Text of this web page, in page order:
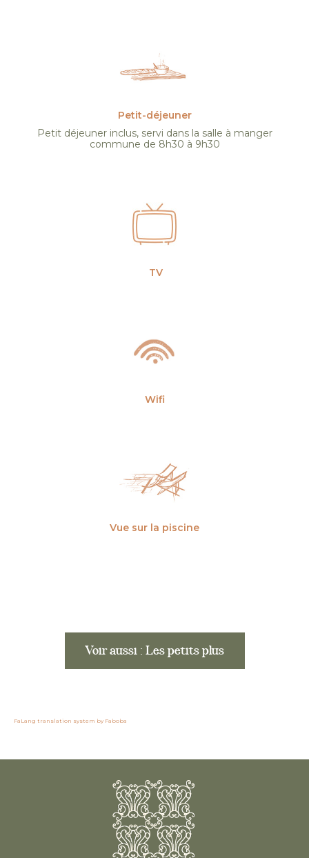
Petit-déjeuner
Petit déjeuner inclus, servi dans la salle à manger
commune de 8h30 à 9h30
TV
Wifi
Vue sur la piscine
Voir aussi : Les petits plus
FaLang translation system by Faboba